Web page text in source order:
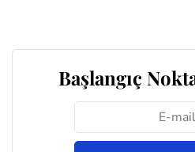
Başlangıç